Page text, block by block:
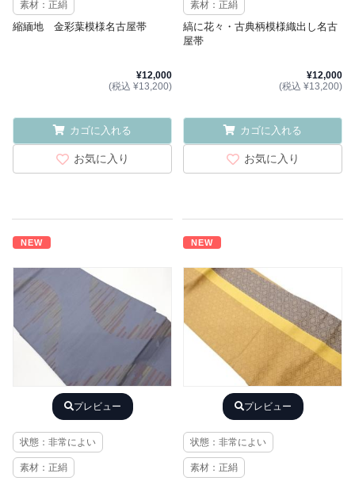
素材：正絹
縮緬地 金彩葉模様名古屋帯
¥12,000
(税込 ¥13,200)
カゴに入れる
お気に入り
素材：正絹
縞に花々・古典柄模様織出し名古
屋帯
¥12,000
(税込 ¥13,200)
カゴに入れる
お気に入り
NEW
プレビュー
状態：非常によい
素材：正絹
NEW
プレビュー
状態：非常によい
素材：正絹